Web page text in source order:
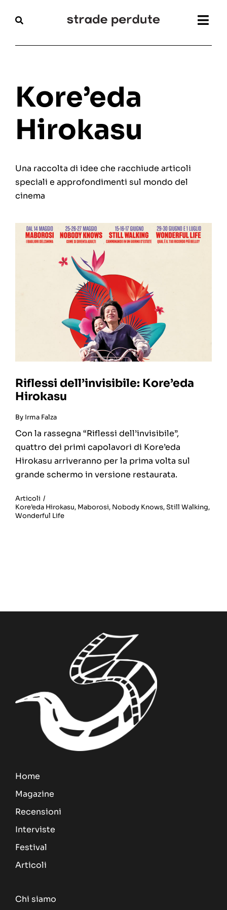
Magazine
Interviste
Festival
Articoli
Chi siamo
Kore’eda
Hirokasu
Una raccolta di idee che racchiude articoli
speciali e approfondimenti sul mondo del
cinema
Riflessi dell’invisibile: Kore’eda
Hirokasu
By Irma Falza
Con la rassegna “Riflessi dell’invisibile”,
quattro dei primi capolavori di Kore’eda
Hirokasu arriveranno per la prima volta sul
grande schermo in versione restaurata.
Articoli /
Kore’eda Hirokasu, Maborosi, Nobody Knows,Still Walking,
Wonderful Life
Home
Magazine
Recensioni
Interviste
Festival
Articoli
Chi siamo